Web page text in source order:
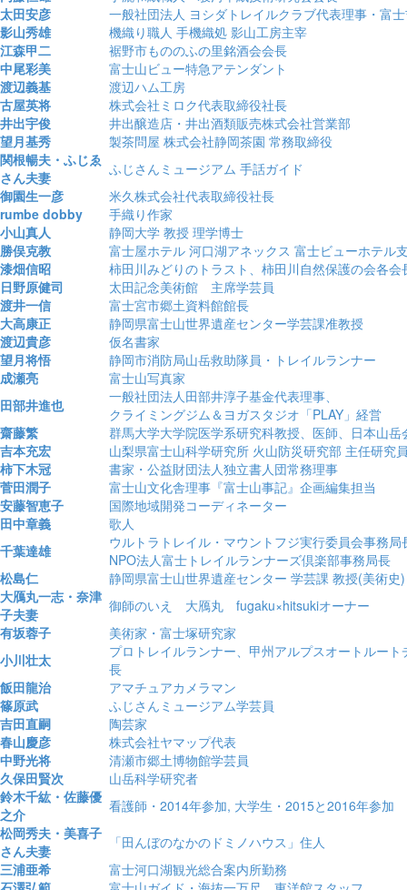
太田安彦
一般社団法人 ヨシダトレイルクラブ代表理事・富
影山秀雄
機織り職人 手機織処 影山工房主宰
江森甲二
裾野市もののふの里銘酒会会長
中尾彩美
富士山ビュー特急アテンダント
渡辺義基
渡辺ハム工房
古屋英将
株式会社ミロク代表取締役社長
井出宇俊
井出醸造店・井出酒類販売株式会社営業部
望月基秀
製茶問屋 株式会社静岡茶園 常務取締役
関根暢夫・ふじゑ
さん夫妻
ふじさんミュージアム 手話ガイド
御園生一彦
米久株式会社代表取締役社長
rumbe dobby
手織り作家
小山真人
静岡大学 教授 理学博士
勝俣克教
富士屋ホテル 河口湖アネックス 富士ビューホテル
漆畑信昭
柿田川みどりのトラスト、柿田川自然保護の会各会
日野原健司
太田記念美術館 主席学芸員
渡井一信
富士宮市郷土資料館館長
大高康正
静岡県富士山世界遺産センター学芸課准教授
渡辺貴彦
仮名書家
望月将悟
静岡市消防局山岳救助隊員・トレイルランナー
成瀬亮
富士山写真家
田部井進也
一般社団法人田部井淳子基金代表理事、
クライミングジム＆ヨガスタジオ「PLAY」経営
齋藤繁
群馬大学大学院医学系研究科教授、医師、日本山岳
吉本充宏
山梨県富士山科学研究所 火山防災研究部 主任研究
柿下木冠
書家・公益財団法人独立書人団常務理事
菅田潤子
富士山文化舎理事『富士山事記』企画編集担当
安藤智恵子
国際地域開発コーディネーター
田中章義
歌人
千葉達雄
ウルトラトレイル・マウントフジ実行委員会事務局
NPO法人富士トレイルランナーズ倶楽部事務局長
松島仁
静岡県富士山世界遺産センター 学芸課 教授(美術史)
大鴈丸一志・奈津
子夫妻
御師のいえ 大鴈丸 fugaku×hitsukiオーナー
有坂蓉子
美術家・富士塚研究家
小川壮太
プロトレイルランナー、甲州アルプスオートルー
長
飯田龍治
アマチュアカメラマン
篠原武
ふじさんミュージアム学芸員
吉田直嗣
陶芸家
春山慶彦
株式会社ヤマップ代表
中野光将
清瀬市郷土博物館学芸員
久保田賢次
山岳科学研究者
鈴木千紘・佐藤優
之介
看護師・2014年参加, 大学生・2015と2016年参加
松岡秀夫・美喜子
さん夫妻
「田んぼのなかのドミノハウス」住人
三浦亜希
富士河口湖観光総合案内所勤務